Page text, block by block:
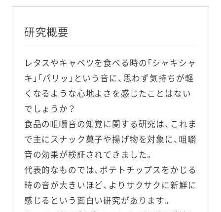
研究概要
レタスやキャベツを食べる時の「シャキシャ
キ」「パリッ」という音に、思わず気持ちが軽
くなるような心地よさを感じたことはない
でしょうか？
食品の咀嚼音の知覚に関する研究は、これま
で主にスナック菓子や揚げ物を対象に、咀嚼
音の効果が検証されてきました。
代表的なものでは、ポテトチップスをかじる
時の音が大きいほど、よりサクサクに新鮮に
感じるという面白い研究があります。